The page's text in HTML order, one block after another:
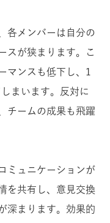
各メンバーは自分の
スが狭まります。こ
マンスも低下し、1
まいます。反対に
チームの成果も飛躍
ミュニケーションが
を共有し、意見交換
深まります。効果的